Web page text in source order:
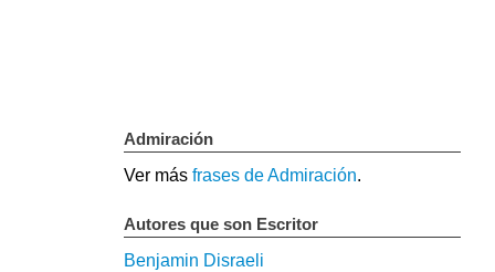
Admiración
Ver más frases de Admiración.
Autores que son Escritor
Benjamin Disraeli